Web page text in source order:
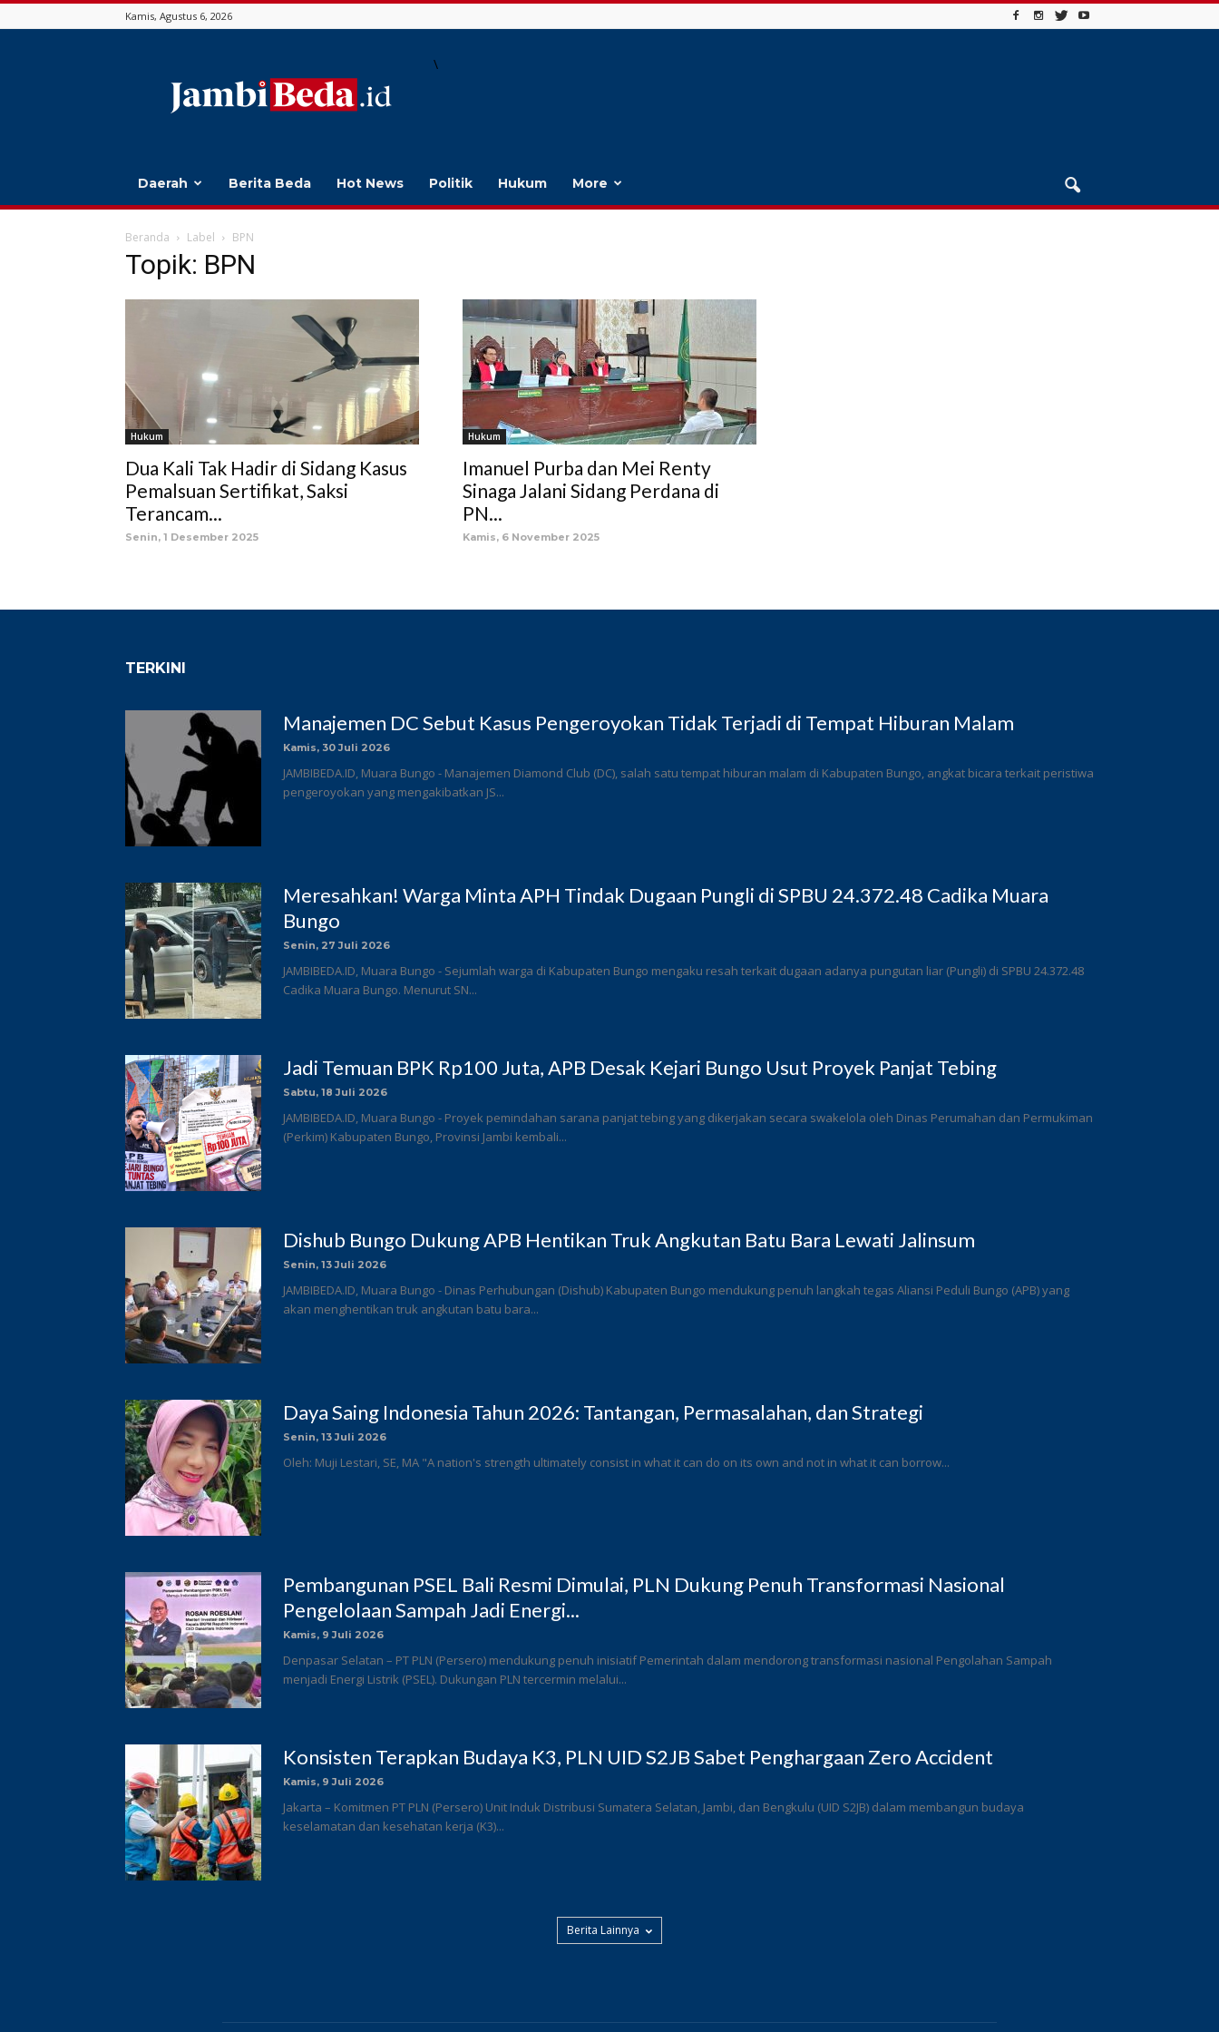
Kamis, Agustus 6, 2026
Beda
\
Daerah Berita Beda Hot News Politik Hukum More
Beranda Label BPN
Topik: BPN
Hukum
Dua Kali Tak Hadir di Sidang Kasus
Pemalsuan Sertifikat, Saksi
Terancam...
Senin, 1 Desember 2025
Hukum
Imanuel Purba dan Mei Renty
Sinaga Jalani Sidang Perdana di
PN...
Kamis, 6 November 2025
TERKINI
Manajemen DC Sebut Kasus Pengeroyokan Tidak Terjadi di Tempat Hiburan Malam
Kamis, 30 Juli 2026
JAMBIBEDA.ID, Muara Bungo - Manajemen Diamond Club (DC), salah satu tempat hiburan malam di Kabupaten Bungo, angkat bicara terkait peristiwa
pengeroyokan yang mengakibatkan JS...
Meresahkan! Warga Minta APH Tindak Dugaan Pungli di SPBU 24.372.48 Cadika Muara
Bungo
Senin, 27 Juli 2026
JAMBIBEDA.ID, Muara Bungo - Sejumlah warga di Kabupaten Bungo mengaku resah terkait dugaan adanya pungutan liar (Pungli) di SPBU 24.372.48
Cadika Muara Bungo. Menurut SN...
Jadi Temuan BPK Rp100 Juta, APB Desak Kejari Bungo Usut Proyek Panjat Tebing
Sabtu, 18 Juli 2026
JAMBIBEDA.ID, Muara Bungo - Proyek pemindahan sarana panjat tebing yang dikerjakan secara swakelola oleh Dinas Perumahan dan Permukiman
(Perkim) Kabupaten Bungo, Provinsi Jambi kembali...
Dishub Bungo Dukung APB Hentikan Truk Angkutan Batu Bara Lewati Jalinsum
Senin, 13 Juli 2026
JAMBIBEDA.ID, Muara Bungo - Dinas Perhubungan (Dishub) Kabupaten Bungo mendukung penuh langkah tegas Aliansi Peduli Bungo (APB) yang
akan menghentikan truk angkutan batu bara...
Daya Saing Indonesia Tahun 2026: Tantangan, Permasalahan, dan Strategi
Senin, 13 Juli 2026
Oleh: Muji Lestari, SE, MA "A nation's strength ultimately consist in what it can do on its own and not in what it can borrow...
Pembangunan PSEL Bali Resmi Dimulai, PLN Dukung Penuh Transformasi Nasional
Pengelolaan Sampah Jadi Energi...
Kamis, 9 Juli 2026
Denpasar Selatan – PT PLN (Persero) mendukung penuh inisiatif Pemerintah dalam mendorong transformasi nasional Pengolahan Sampah
menjadi Energi Listrik (PSEL). Dukungan PLN tercermin melalui...
Konsisten Terapkan Budaya K3, PLN UID S2JB Sabet Penghargaan Zero Accident
Kamis, 9 Juli 2026
Jakarta – Komitmen PT PLN (Persero) Unit Induk Distribusi Sumatera Selatan, Jambi, dan Bengkulu (UID S2JB) dalam membangun budaya
keselamatan dan kesehatan kerja (K3)...
Berita Lainnya